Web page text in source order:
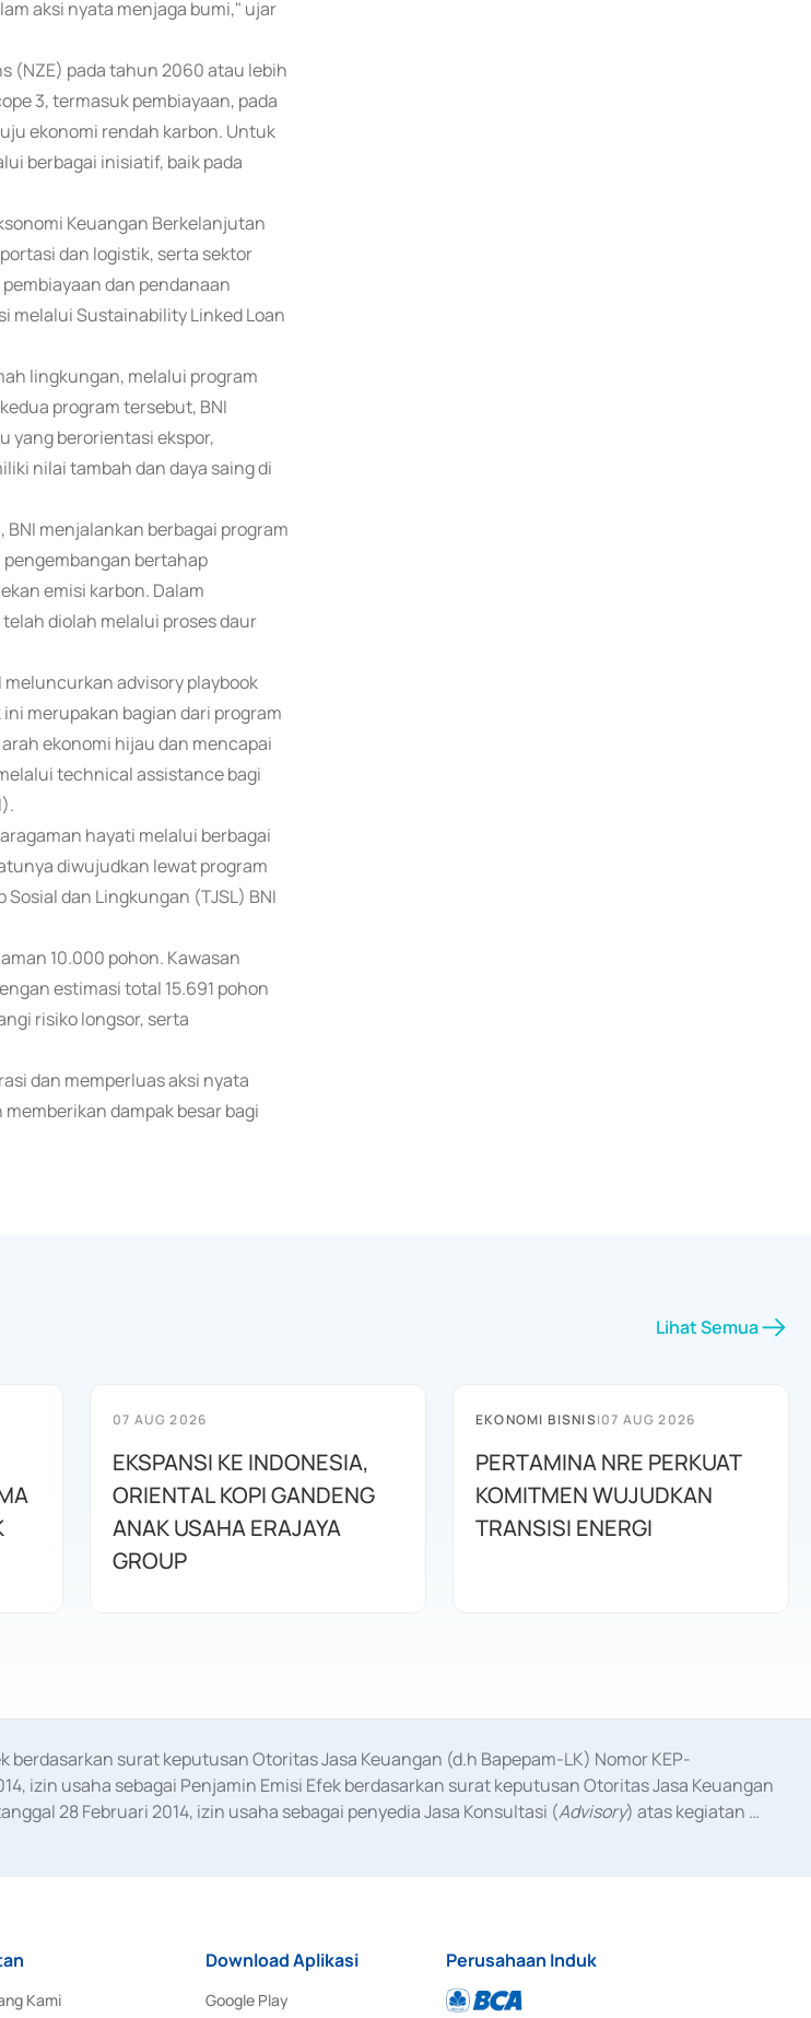
aksi nyata menjaga bumi," ujar
(NZE) pada tahun 2060 atau lebih
3, termasuk pembiayaan, pada
ekonomi rendah karbon. Untuk
berbagai inisiatif, baik pada
Keuangan Berkelanjutan
dan logistik, serta sektor
dan pendanaan
melalui Sustainability Linked Loan
lingkungan, melalui program
program tersebut, BNI
yang berorientasi ekspor,
nilai tambah dan daya saing di
menjalankan berbagai program
bertahap
emisi karbon. Dalam
diolah melalui proses daur
advisory playbook
merupakan bagian dari program
ekonomi hijau dan mencapai
technical assistance bagi
hayati melalui berbagai
diwujudkan lewat program
dan Lingkungan (TJSL) BNI
10.000 pohon. Kawasan
estimasi total 15.691 pohon
risiko longsor, serta
dan memperluas aksi nyata
dampak besar bagi
Lihat Semua
07 AUG 2026
EKSPANSI KE INDONESIA,
ORIENTAL KOPI GANDENG
ANAK USAHA ERAJAYA
GROUP
EKONOMI BISNIS|07 AUG 2026
PERTAMINA NRE PERKUAT
KOMITMEN WUJUDKAN
TRANSISI ENERGI
surat keputusan Otoritas Jasa Keuangan (d.h Bapepam-LK) Nomor KEP-
izin usaha sebagai Penjamin Emisi Efek berdasarkan surat keputusan Otoritas Jasa Keuangan
28 Februari 2014, izin usaha sebagai penyedia Jasa Konsultasi (Advisory) atas kegiatan
Kami
Download Aplikasi
Google Play
Perusahaan Induk